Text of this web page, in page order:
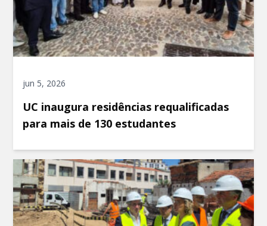
jun 5, 2026
UC inaugura residências requalificadas
para mais de 130 estudantes